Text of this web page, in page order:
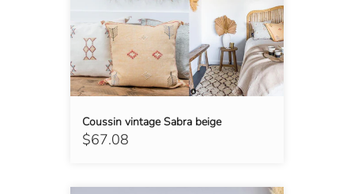
$67.08
Coussin vintage Sabra beige